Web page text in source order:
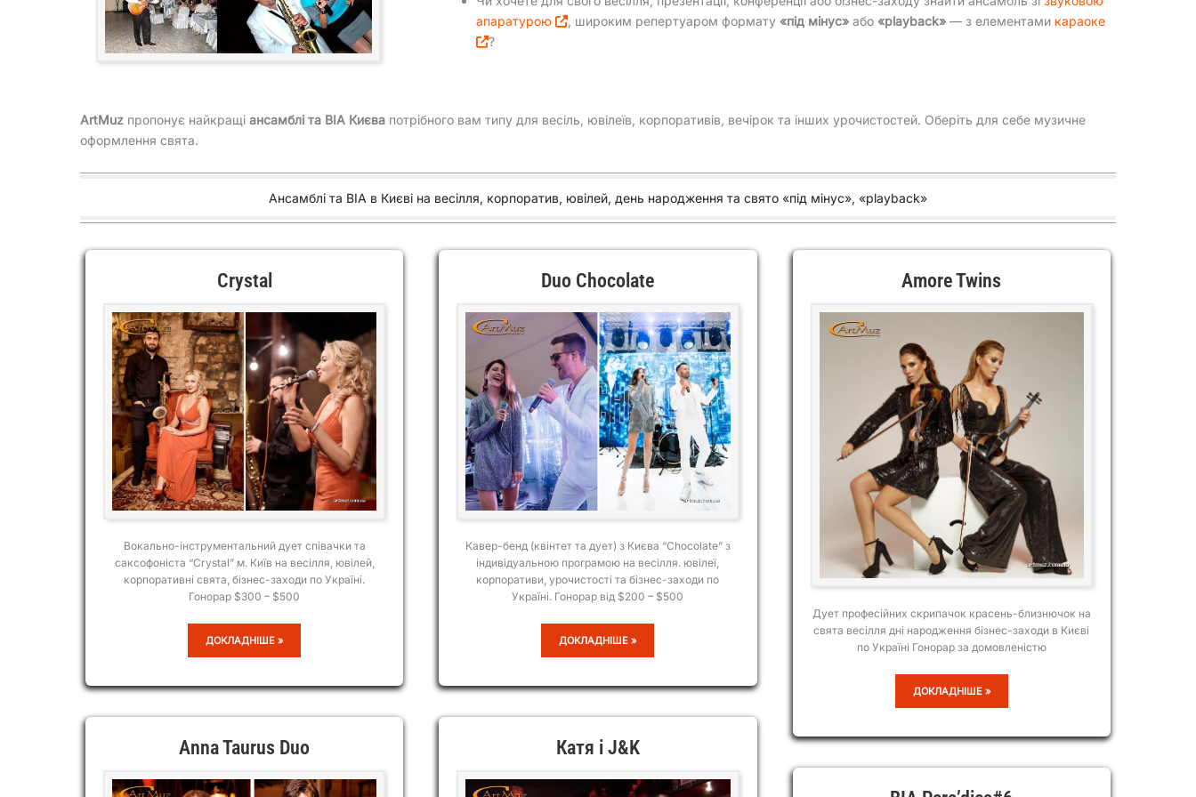
апаратурою
, широким репертуаром формату«під мінус» або«playback» — з елементами караоке
?
ArtMuz пропонує найкращі ансамблі та ВІА Києва потрібного вам типу для весіль, ювілеїв, корпоративів, вечірок та інших урочистостей. Оберіть для себе музичне
оформлення свята.
Ансамблі та ВІА в Києві на весілля, корпоратив, ювілей, день народження та свято «під мінус», «playback»
Crystal
Вокально-інструментальний дует співачки та
саксофоніста “Сrystal” м. Київ на весілля, ювілей,
корпоративні свята, бізнес-заходи по Україні.
Гонорар $300 – $500
CRYSTAL
ДОКЛАДНІШЕ »
Duo Chocolate
Кавер-бенд (квінтет та дует) з Києва “Chocolate” з
індивідуальною програмою на весілля. ювілеї,
корпоративи, урочистості та бізнес-заходи по
Україні. Гонорар від $200 – $500
DUO
CHOCOLATE
ДОКЛАДНІШЕ »
Amore Twins
Дует професійних скрипачок красень-близнючок на
свята весілля дні народження бізнес-заходи в Києві
по Україні Гонорар за домовленістю
AMORE
TWINS
ДОКЛАДНІШЕ »
Anna Taurus Duo Катя і J&K